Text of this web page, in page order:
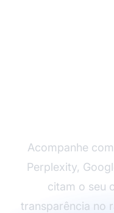
Acompanhe
Perplexity,
citam o seu
transparência no